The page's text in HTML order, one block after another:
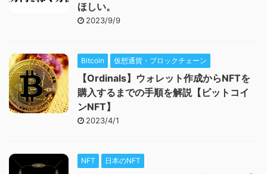
ほしい。
2023/9/9
Bitcoin 仮想通貨・ブロックチェーン
【Ordinals】ウォレット作成からNFTを
購入するまでの手順を解説【ビットコイ
ンNFT】
2023/4/1
NFT 日本のNFT